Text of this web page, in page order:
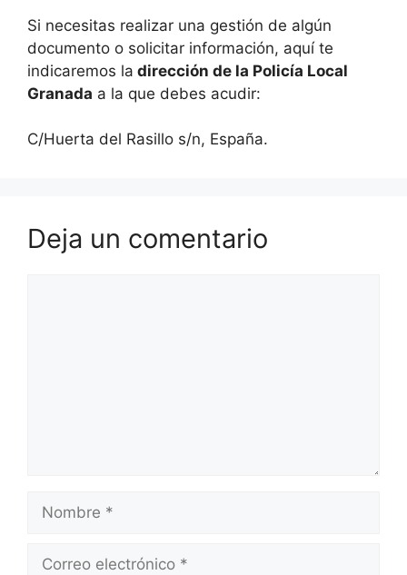
Si necesitas realizar una gestión de algún
documento o solicitar información, aquí te
indicaremos la dirección de la Policía Local
Granada a la que debes acudir:
C/Huerta del Rasillo s/n, España.
Deja un comentario
Nombre
Correo